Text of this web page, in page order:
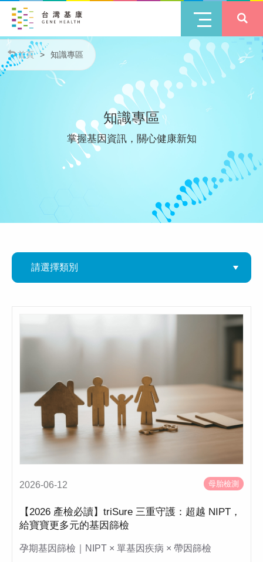
首頁 > 知識專區
知識專區
掌握基因資訊，關心健康新知
2026-06-12 母胎檢測
【2026 產檢必讀】triSure 三重守護：超越 NIPT，
給寶寶更多元的基因篩檢
孕期基因篩檢｜NIPT × 單基因疾病 × 帶因篩檢